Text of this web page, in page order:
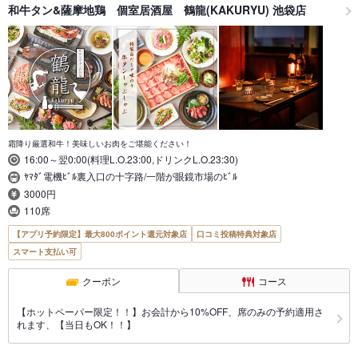
和牛タン&薩摩地鶏 個室居酒屋 鶴龍(KAKURYU) 池袋店
霜降り厳選和牛！美味しいお肉をご堪能ください！
16:00～翌0:00(料理L.O.23:00,ドリンクL.O.23:30)
ﾔﾏﾀﾞ電機ﾋﾞﾙ裏入口の十字路/一階が眼鏡市場のﾋﾞﾙ
3000円
110席
【アプリ予約限定】最大800ポイント還元対象店
口コミ投稿特典対象店
スマート支払い可
クーポン コース
【ホットペーパー限定！！】お会計から10%OFF、席のみの予約適用さ
れます、【当日もOK！！】